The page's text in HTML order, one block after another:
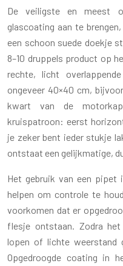
De veiligste en meest
glascoating aan te
een schoon suede doekje
8–10 druppels product op
rechte, licht
ongeveer 40×40 cm,
kwart van de
kruispatroon: eerst
je zeker bent ieder stukje
ontstaat een gelijkmatige,
Het gebruik van een pipet
helpen om controle te
voorkomen dat er
flesje ontstaan. Zodra
lopen of lichte
Opgedroogde coating in